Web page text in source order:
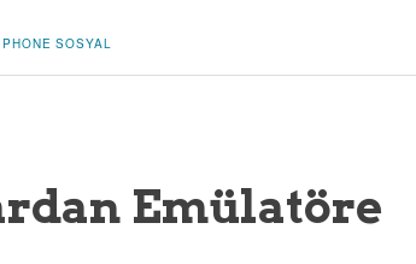
IPHONE SOSYAL
Emülatöre